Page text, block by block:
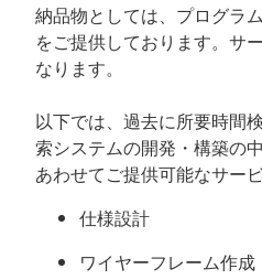
納品物としては、プログラ
をご提供しております。サ
なります。
以下では、過去に所要時間
索システムの開発・構築の
あわせてご提供可能なサー
仕様設計
ワイヤーフレーム作成